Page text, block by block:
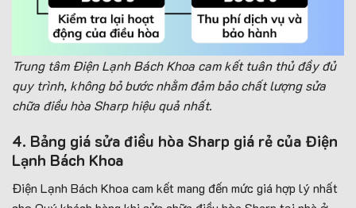
Trung tâm Điện Lạnh Bách Khoa cam kết tuân thủ đầy đủ
quy trình, không bỏ bước nhằm đảm bảo chất lượng sửa
chữa điều hòa Sharp hiệu quả nhất.
4. Bảng giá sửa điều hòa Sharp giá rẻ của Điện
Lạnh Bách Khoa
Điện Lạnh Bách Khoa cam kết mang đến mức giá hợp lý nhất